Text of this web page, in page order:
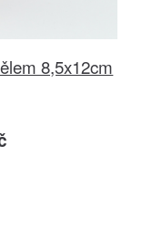
8,5x12cm